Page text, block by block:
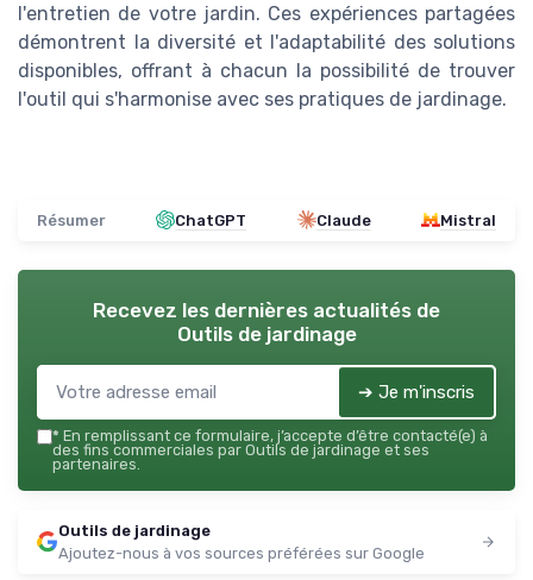
l'entretien de votre jardin. Ces expériences partagées
démontrent la diversité et l'adaptabilité des solutions
disponibles, offrant à chacun la possibilité de trouver
l'outil qui s'harmonise avec ses pratiques de jardinage.
Résumer ChatGPT Claude Mistral
Recevez les dernières actualités de
Outils de jardinage
➔ Je m'inscris
* En remplissant ce formulaire, j’accepte d’être contacté(e) à
des fins commerciales par Outils de jardinage et ses
partenaires.
Outils de jardinage
Ajoutez-nous à vos sources préférées sur Google